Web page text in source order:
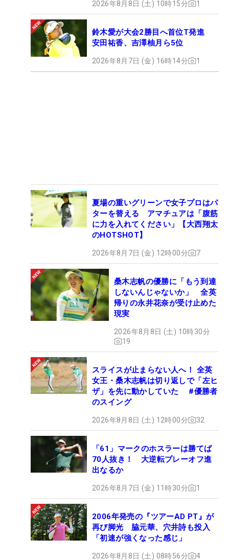
れど… 渋野日向子が得た“明るい兆し”
5位 TOTOジャパンクラシックの原英莉花
花。米国女子ツアーのセカンドQT（Qスクール）で
無念の失格を喫したものの、さっそうとしたパンツ
スーツでポーズをとる姿には、だいぶ明るさが戻っ
た感もあった。今大会で優勝すれば米女子ツアーメ
ンバーへの道が開けるただけに、もちろん原も優勝
を狙って臨んだが、結果は8アンダーの68位タイ。
再びガックリと肩を落とした。
■原英莉花は米ツアー遠のく「75」 浮上ならず
「残念な1日」
2026年8月8日 (土) 10時15分 1
鈴木愛が大会2勝目へ首位T発進
安田祐香、吉澤柚月ら5位
2026年8月7日 (金) 16時14分 1
夏場の重いグリーンで女子プロはパ
ターを替える アマチュアは「腹筋
に力を入れてください」【大西翔太
のHOTSHOT】
2026年8月7日 (金) 12時00分 7
桑木志帆の優勝に「もう到達
しないんじゃないか」 全英
帰りの永井花奈が受け止めた
現実
2026年8月8日 (土) 10時30分
19
スライスが止まらない人へ！ 全英
女王・桑木志帆は切り返しで「左ヒ
ザ」を先に動かしていた #優勝者
のスイング
2026年8月8日 (土) 12時00分 32
「61」マークのホスラーは勝てば
70人抜き！ 大逆転プレーオフ進
出なるか
2026年8月7日 (金) 11時30分 1
2006年発売の『ツアーAD PT』が
再び脚光 脇元華、穴井詩も投入
「初速が強くなった感じ」
2026年8月8日 (土) 08時56分 4